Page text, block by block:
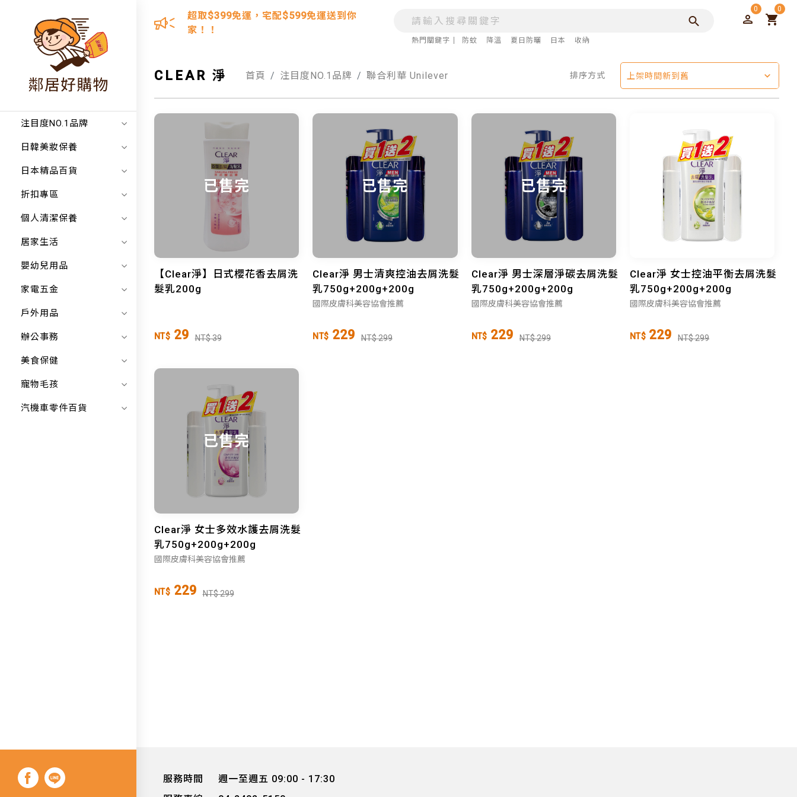
超取$399免運，宅配$599免運送到你
家！！
熱門關鍵字 防蚊 降溫 夏日防曬 日本 收納
0 0
注目度NO.1品牌
日韓美妝保養
日本精品百貨
折扣專區
個人清潔保養
居家生活
嬰幼兒用品
家電五金
戶外用品
辦公事務
美食保健
寵物毛孩
汽機車零件百貨
CLEAR 淨 首頁 注目度NO.1品牌 聯合利華 Unilever 排序方式 上架時間新到舊
已售完
【Clear淨】日式櫻花香去屑洗
髮乳200g
NT$ 29 NT$ 39
已售完
Clear淨 男士清爽控油去屑洗髮
乳750g+200g+200g
國際皮膚科美容協會推薦
NT$ 229 NT$ 299
已售完
Clear淨 男士深層淨碳去屑洗髮
乳750g+200g+200g
國際皮膚科美容協會推薦
NT$ 229 NT$ 299
Clear淨 女士控油平衡去屑洗髮
乳750g+200g+200g
國際皮膚科美容協會推薦
NT$ 229 NT$ 299
已售完
Clear淨 女士多效水護去屑洗髮
乳750g+200g+200g
國際皮膚科美容協會推薦
NT$ 229 NT$ 299
服務時間
週一至週五 09:00 - 17:30